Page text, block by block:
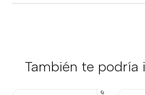
También te podría